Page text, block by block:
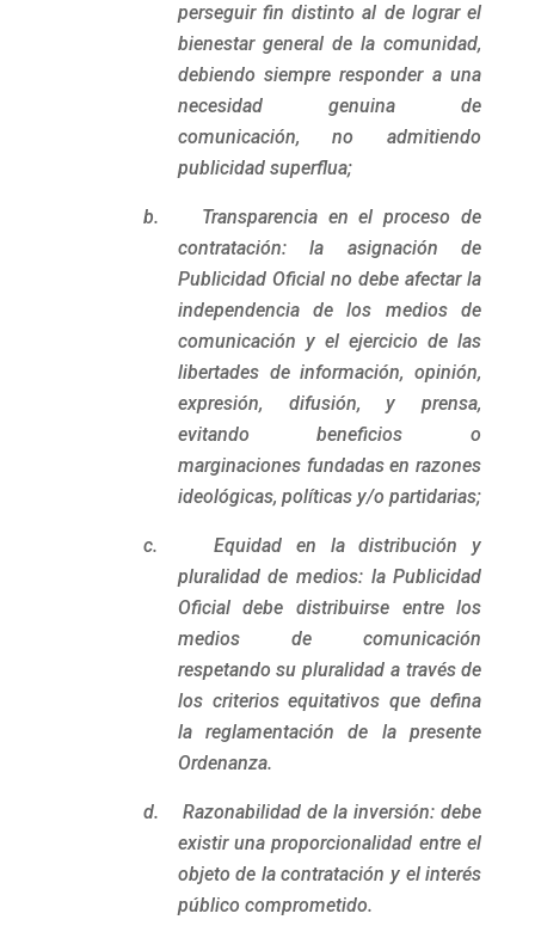
perseguir fin distinto al de lograr el
bienestar general de la comunidad,
debiendo siempre responder a una
necesidad genuina de
comunicación, no admitiendo
publicidad superflua;
b. Transparencia en el proceso de
contratación: la asignación de
Publicidad Oficial no debe afectar la
independencia de los medios de
comunicación y el ejercicio de las
libertades de información, opinión,
expresión, difusión, y prensa,
evitando beneficios o
marginaciones fundadas en razones
ideológicas, políticas y/o partidarias;
c. Equidad en la distribución y
pluralidad de medios: la Publicidad
Oficial debe distribuirse entre los
medios de comunicación
respetando su pluralidad a través de
los criterios equitativos que defina
la reglamentación de la presente
Ordenanza.
d. Razonabilidad de la inversión: debe
existir una proporcionalidad entre el
objeto de la contratación y el interés
público comprometido.